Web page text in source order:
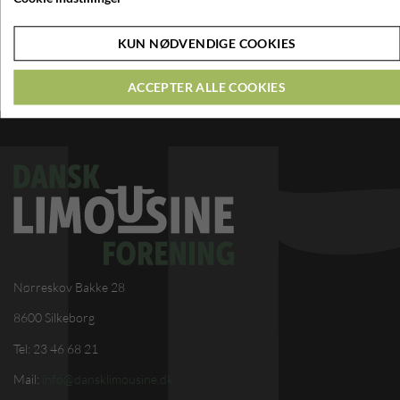
Meget gerne via www.molsrejser.dk/limousine
Nørreskov Bakke 28
8600 Silkeborg
Tel: 23 46 68 21
Mail: info@dansklimousine.dk
KUN NØDVENDIGE COOKIES
ACCEPTER ALLE COOKIES